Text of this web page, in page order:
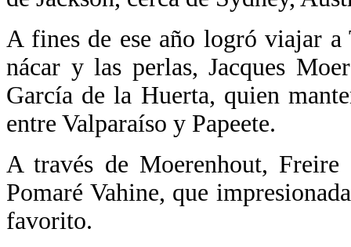
A fines de ese año logró viajar
nácar y las perlas, Jacques
García de la Huerta, quien
entre Valparaíso y Papeete.
A través de Moerenhout,
Pomaré Vahine, que
favorito.